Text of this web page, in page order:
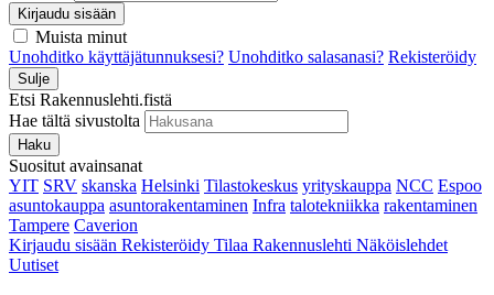
Kirjaudu sisään
Muista minut
Unohditko käyttäjätunnuksesi? Unohditko salasanasi? Rekisteröidy
Sulje
Etsi Rakennuslehti.fistä
Hae tältä sivustolta
Haku
Suositut avainsanat
YIT SRV skanska Helsinki Tilastokeskus yrityskauppa NCC Espoo
asuntokauppa asuntorakentaminen Infra talotekniikka rakentaminen
Tampere Caverion
Kirjaudu sisään Rekisteröidy Tilaa Rakennuslehti Näköislehdet
Uutiset